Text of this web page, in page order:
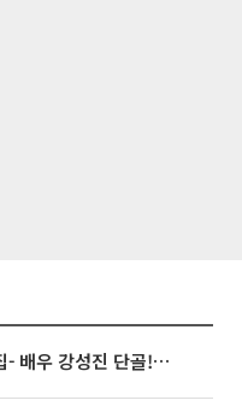
'2TV 생생정보' 오늘방송맛집- 배우 강성진 단골! 쌀국수ㆍ푸팟퐁 커리 맛집 '블○○○'